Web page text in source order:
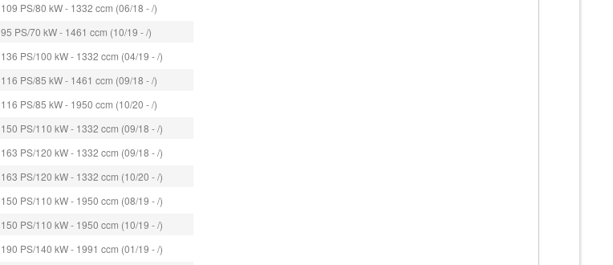
109 PS/80 kW - 1332 ccm (06/18 - /)
95 PS/70 kW - 1461 ccm (10/19 - /)
136 PS/100 kW - 1332 ccm (04/19 - /)
116 PS/85 kW - 1461 ccm (09/18 - /)
116 PS/85 kW - 1950 ccm (10/20 - /)
150 PS/110 kW - 1332 ccm (09/18 - /)
163 PS/120 kW - 1332 ccm (09/18 - /)
163 PS/120 kW - 1332 ccm (10/20 - /)
150 PS/110 kW - 1950 ccm (08/19 - /)
150 PS/110 kW - 1950 ccm (10/19 - /)
190 PS/140 kW - 1991 ccm (01/19 - /)